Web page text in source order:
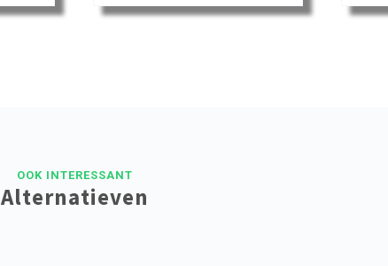
OOK INTERESSANT
Alternatieven